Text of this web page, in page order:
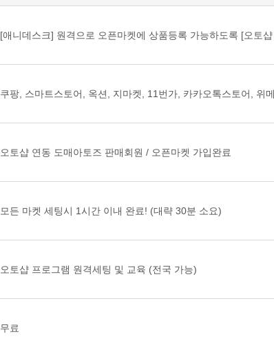
[애니데스크] 원격으로 오픈마켓에 상품등록 가능하도록 [오토
쿠팡, 스마트스토어, 옥션, 지마켓, 11번가, 카카오톡스토어, 위
오토샵 연동 도매아토즈 판매회원 / 오픈마켓 가입완료
모든 마켓 세팅시 1시간 이내 완료! (대략 30분 소요)
오토샵 프로그램 원격세팅 및 교육 (전국 가능)
무료